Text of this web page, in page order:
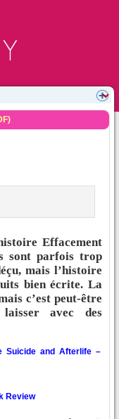
Effacement
sont parfois trop
mais l’histoire
bien écrite. La
c’est peut-être
avec des
Suicide and Afterlife –
Review